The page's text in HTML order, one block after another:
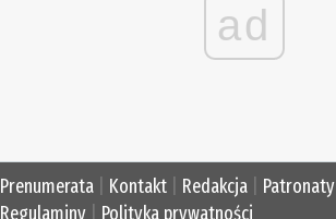
ad
Prenumerata Kontakt Redakcja Patronaty
Regulaminy
Polityka prywatności